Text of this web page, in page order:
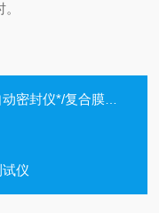
复合膜袋密封性测试仪
仪